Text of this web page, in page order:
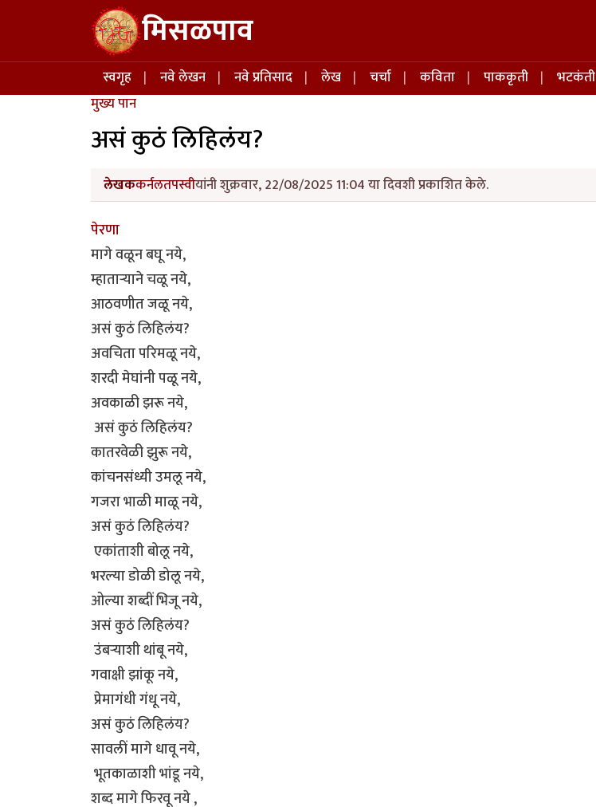
Skip to main content मिसळपाव
Main navigation
स्वगृह नवे लेखन नवे प्रतिसाद लेख चर्चा कविता पाककृती
भटकंती
मुख्य पान
असं कुठं लिहिलंय?
लेखककर्नलतपस्वीयांनी शुक्रवार, 22/08/2025 11:04 या दिवशी प्रकाशित केले.
पेरणा
मागे वळून बघू नये,
म्हातार्‍याने चळू नये,
आठवणीत जळू नये,
असं कुठं लिहिलंय?
अवचिता परिमळू नये,
शरदी मेघांनी पळू नये,
अवकाळी झरू नये,
असं कुठं लिहिलंय?
कातरवेळी झुरू नये,
कांचनसंध्यी उमलू नये,
गजरा भाळी माळू नये,
असं कुठं लिहिलंय?
एकांताशी बोलू नये,
भरल्या डोळी डोलू नये,
ओल्या शब्दीं भिजू नये,
असं कुठं लिहिलंय?
उंबऱ्याशी थांबू नये,
गवाक्षी झांकू नये,
प्रेमागंधी गंधू नये,
असं कुठं लिहिलंय?
सावलीं मागे धावू नये,
भूतकाळाशी भांडू नये,
शब्द मागे फिरवू नये ,